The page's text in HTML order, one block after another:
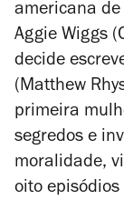
americana
Aggie Wiggs
decide
(Matthew
primeira
segredos e
moralidade,
oito